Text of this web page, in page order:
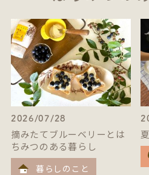
2026/07/28
摘みたてブルーベリーとは
ちみつのある暮らし
暮らしのこと